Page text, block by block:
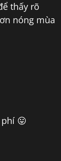
thấy rõ
nóng mùa
😛